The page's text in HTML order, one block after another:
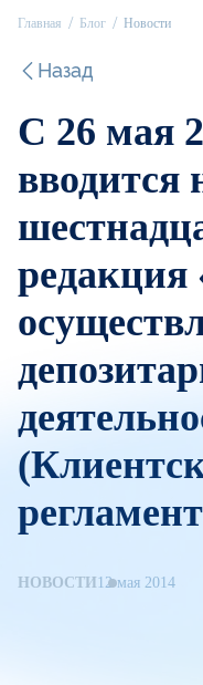
Главная Блог Новости
Назад
С 26 мая
вводится
редакция
НОВОСТИ 12 мая 2014